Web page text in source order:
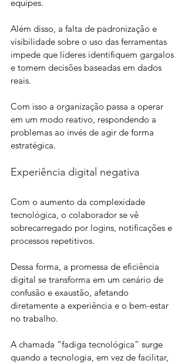
equipes.
Além disso, a falta de padronização e
visibilidade sobre o uso das ferramentas
impede que líderes identifiquem gargalos
e tomem decisões baseadas em dados
reais.
Com isso a organização passa a operar
em um modo reativo, respondendo a
problemas ao invés de agir de forma
estratégica.
Experiência digital negativa
Com o aumento da complexidade
tecnológica, o colaborador se vê
sobrecarregado por logins, notificações e
processos repetitivos.
Dessa forma, a promessa de eficiência
digital se transforma em um cenário de
confusão e exaustão, afetando
diretamente a experiência e o bem-estar
no trabalho.
A chamada “fadiga tecnológica” surge
quando a tecnologia, em vez de facilitar,